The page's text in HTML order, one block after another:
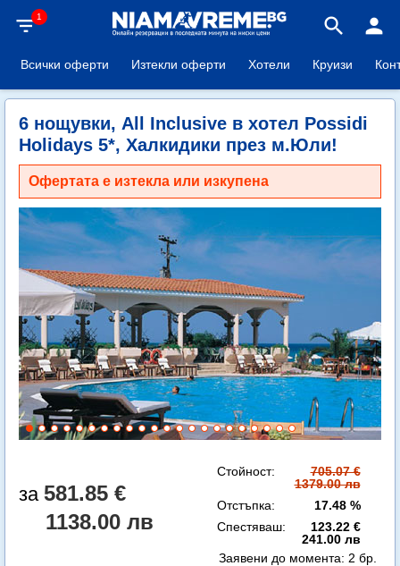
filter_list1 search person
Всички оферти Изтекли оферти Хотели Круизи
6 нощувки, All Inclusive в хотел Possidi
Holidays 5*, Халкидики през м.Юли!
Офертата е изтекла или изкупена
581.85 €
1138.00 лв
Стойност:
705.07 €
1379.00 лв
Отстъпка:
17.48 %
Спестяваш:
123.22 €
241.00 лв
Заявени до момента: 2 бр.